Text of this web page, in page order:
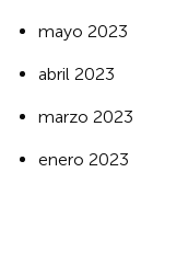
mayo 2023
abril 2023
marzo 2023
enero 2023